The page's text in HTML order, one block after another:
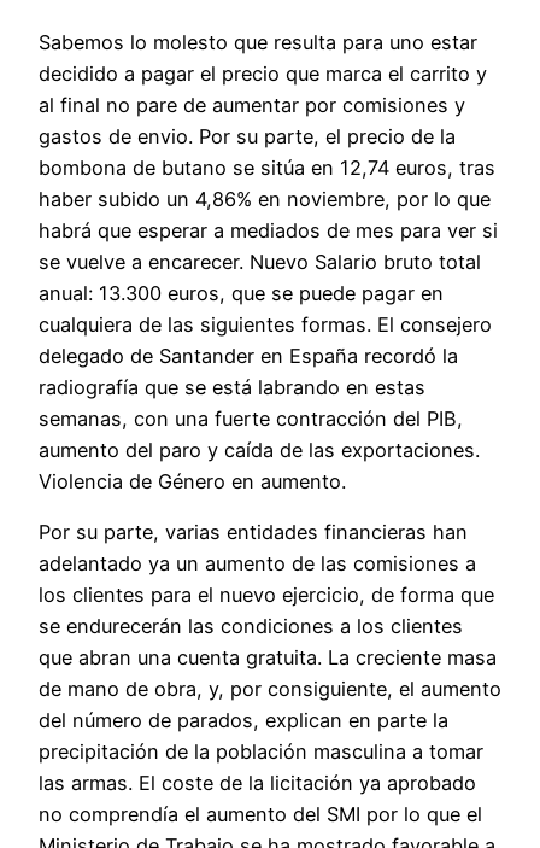
Sabemos lo molesto que resulta para uno estar
decidido a pagar el precio que marca el carrito y
al final no pare de aumentar por comisiones y
gastos de envio. Por su parte, el precio de la
bombona de butano se sitúa en 12,74 euros, tras
haber subido un 4,86% en noviembre, por lo que
habrá que esperar a mediados de mes para ver si
se vuelve a encarecer. Nuevo Salario bruto total
anual: 13.300 euros, que se puede pagar en
cualquiera de las siguientes formas. El consejero
delegado de Santander en España recordó la
radiografía que se está labrando en estas
semanas, con una fuerte contracción del PIB,
aumento del paro y caída de las exportaciones.
Violencia de Género en aumento.
Por su parte, varias entidades financieras han
adelantado ya un aumento de las comisiones a
los clientes para el nuevo ejercicio, de forma que
se endurecerán las condiciones a los clientes
que abran una cuenta gratuita. La creciente masa
de mano de obra, y, por consiguiente, el aumento
del número de parados, explican en parte la
precipitación de la población masculina a tomar
las armas. El coste de la licitación ya aprobado
no comprendía el aumento del SMI por lo que el